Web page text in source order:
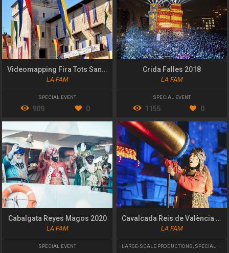
Videomapping Fira Tots Sants de Cocentaina
LA FAM
SPECIAL EVENT
909 0
Crida Falles 2018
LA FAM
SPECIAL EVENT
1155 0
Cabalgata Reyes Magos 2020
LA FAM
SPECIAL EVENT
Cavalcada Reis de València 2023
LA FAM
LARGE-SCALE PRODUCTIONS SPECIAL EVENT